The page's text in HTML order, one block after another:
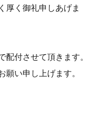
厚く御礼申しあげま
配付させて頂きます。
願い申し上げます。